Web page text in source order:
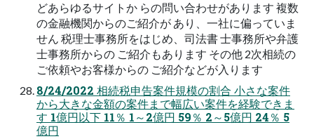
どあらゆるサイトか らの問い合わせがあります 複数
の金融機関からのご紹介が あり、一社に偏っていま
せん 税理士事務所をはじめ、司法書 士事務所や弁護
士事務所からの ご紹介もあります その他 2次相続の
ご依頼やお客様からの ご紹介などが入ります
8/24/2022 相続税申告案件規模の割合 小さな案件
から大きな金額の案件まで幅広い案件を経験できま
す 1億円以下 11％ 1～2億円 59％ 2～5億円 24％ 5
億円